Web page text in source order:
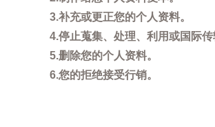
3.补充或更正您的个人资料。
4.停止蒐集、处理、利用或国际传
5.删除您的个人资料。
6.您的拒绝接受行销。